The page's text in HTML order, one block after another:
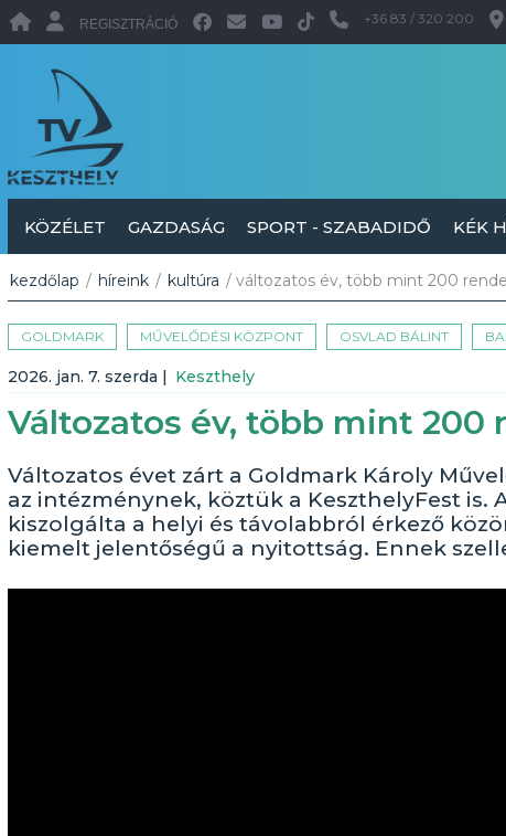
REGISZTRÁCIÓ +36 83 / 320 200
KÖZÉLET GAZDASÁG SPORT - SZABADIDŐ KÉK
kezdőlap / híreink / kultúra / változatos év, több mint 200
GOLDMARK MŰVELŐDÉSI KÖZPONT OSVLAD BÁLINT
2026. jan. 7. szerda | Keszthely
Változatos év, több mint 200
Változatos évet zárt a Goldmark Károly
az intézménynek, köztük a KeszthelyFest is.
kiszolgálta a helyi és távolabbról érkező
kiemelt jelentőségű a nyitottság. Ennek